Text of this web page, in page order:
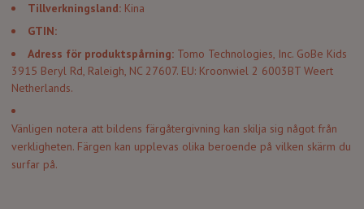
Tillverkningsland: Kina
GTIN:
Adress för produktspårning: Tomo Technologies, Inc. GoBe Kids
3915 Beryl Rd, Raleigh, NC 27607. EU: Kroonwiel 2 6003BT Weert
Netherlands.
Vänligen notera att bildens färgåtergivning kan skilja sig något från
verkligheten. Färgen kan upplevas olika beroende på vilken skärm du
surfar på.